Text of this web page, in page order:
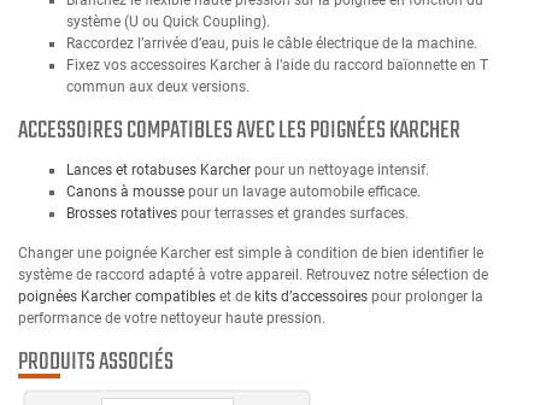
système (U ou Quick Coupling).
Raccordez l’arrivée d’eau, puis le câble électrique de la machine.
Fixez vos accessoires Karcher à l’aide du raccord baïonnette en T
commun aux deux versions.
ACCESSOIRES COMPATIBLES AVEC LES POIGNÉES KARCHER
Lances et rotabuses Karcher pour un nettoyage intensif.
Canons à mousse pour un lavage automobile efficace.
Brosses rotatives pour terrasses et grandes surfaces.
Changer une poignée Karcher est simple à condition de bien identifier le
système de raccord adapté à votre appareil. Retrouvez notre sélection de
poignées Karcher compatibles et de kits d’accessoires pour prolonger la
performance de votre nettoyeur haute pression.
PRODUITS ASSOCIÉS